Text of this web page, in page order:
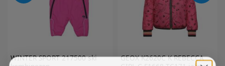
WINTER SPORT217500 ski
GEOXK2620C K REBECCA